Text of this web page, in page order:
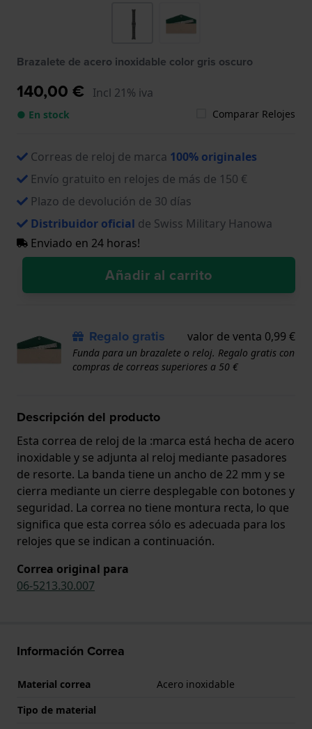
Brazalete de acero inoxidable color gris oscuro
140,00 € Incl 21% iva
● En stock Comparar Relojes
Correas de reloj de marca 100% originales
Envío gratuito en relojes de más de 150 €
Plazo de devolución de 30 días
Distribuidor oficial de Swiss Military Hanowa
Enviado en 24 horas!
Añadir al carrito
Regalo gratis valor de venta 0,99 €
Funda para un brazalete o reloj. Regalo gratis con
compras de correas superiores a 50 €
Descripción del producto
Esta correa de reloj de la :marca está hecha de acero
inoxidable y se adjunta al reloj mediante pasadores
de resorte. La banda tiene un ancho de 22 mm y se
cierra mediante un cierre desplegable con botones y
seguridad. La correa no tiene montura recta, lo que
significa que esta correa sólo es adecuada para los
relojes que se indican a continuación.
Correa original para
06-5213.30.007
Información Correa
Material correa
Acero inoxidable
Tipo de material